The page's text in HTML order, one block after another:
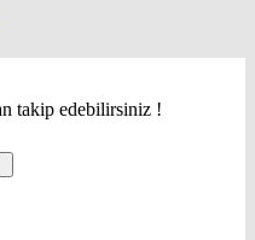
takip edebilirsiniz !